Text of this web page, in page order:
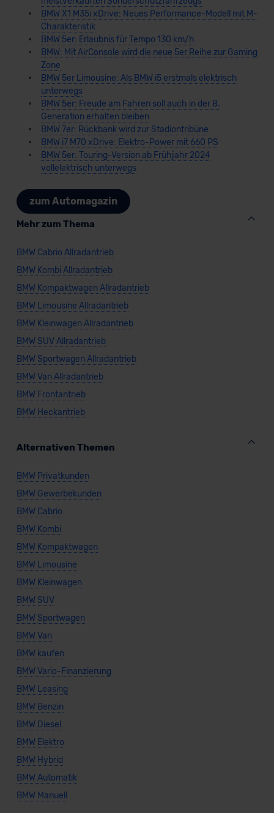
BMW X1 M35i xDrive: Neues Performance-Modell mit M-
Charakteristik
BMW 5er: Erlaubnis für Tempo 130 km/h
BMW: Mit AirConsole wird die neue 5er Reihe zur Gaming
Zone
BMW 5er Limousine: Als BMW i5 erstmals elektrisch
unterwegs
BMW 5er: Freude am Fahren soll auch in der 8.
Generation erhalten bleiben
BMW 7er: Rückbank wird zur Stadiontribüne
BMW i7 M70 xDrive: Elektro-Power mit 660 PS
BMW 5er: Touring-Version ab Frühjahr 2024
vollelektrisch unterwegs
zum Automagazin
Mehr zum Thema
BMW Cabrio Allradantrieb
BMW Kombi Allradantrieb
BMW Kompaktwagen Allradantrieb
BMW Limousine Allradantrieb
BMW Kleinwagen Allradantrieb
BMW SUV Allradantrieb
BMW Sportwagen Allradantrieb
BMW Van Allradantrieb
BMW Frontantrieb
BMW Heckantrieb
Alternativen Themen
BMW Privatkunden
BMW Gewerbekunden
BMW Cabrio
BMW Kombi
BMW Kompaktwagen
BMW Limousine
BMW Kleinwagen
BMW SUV
BMW Sportwagen
BMW Van
BMW kaufen
BMW Vario-Finanzierung
BMW Leasing
BMW Benzin
BMW Diesel
BMW Elektro
BMW Hybrid
BMW Automatik
BMW Manuell